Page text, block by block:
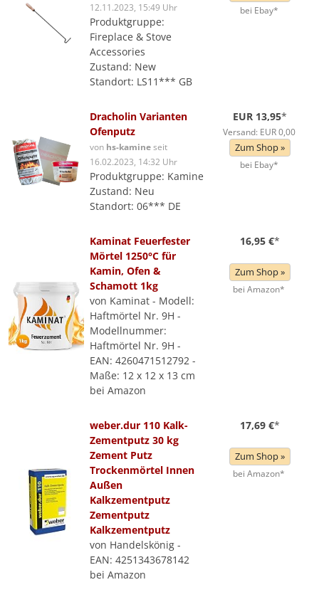
12.11.2023, 15:49 Uhr
Produktgruppe:
Fireplace & Stove
Accessories
Zustand: New
Standort: LS11*** GB
bei Ebay*
Dracholin Varianten
Ofenputz
von hs-kamineseit
16.02.2023, 14:32 Uhr
Produktgruppe: Kamine
Zustand: Neu
Standort: 06*** DE
EUR 13,95*
Versand: EUR 0,00
Zum Shop »
bei Ebay*
Kaminat Feuerfester
Mörtel 1250°C für
Kamin, Ofen &
Schamott 1kg
von Kaminat - Modell:
Haftmörtel Nr. 9H -
Modellnummer:
Haftmörtel Nr. 9H -
EAN: 4260471512792 -
Maße: 12 x 12 x 13 cm
bei Amazon
16,95 €*
Zum Shop »
bei Amazon*
weber.dur 110 Kalk-
Zementputz 30 kg
Zement Putz
Trockenmörtel Innen
Außen
Kalkzementputz
Zementputz
Kalkzementputz
von Handelskönig -
EAN: 4251343678142
bei Amazon
17,69 €*
Zum Shop »
bei Amazon*